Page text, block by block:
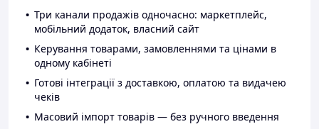
Три канали продажів одночасно: маркетплейс,
мобільний додаток, власний сайт
Керування товарами, замовленнями та цінами в
одному кабінеті
Готові інтеграції з доставкою, оплатою та видачею
чеків
Масовий імпорт товарів — без ручного введення